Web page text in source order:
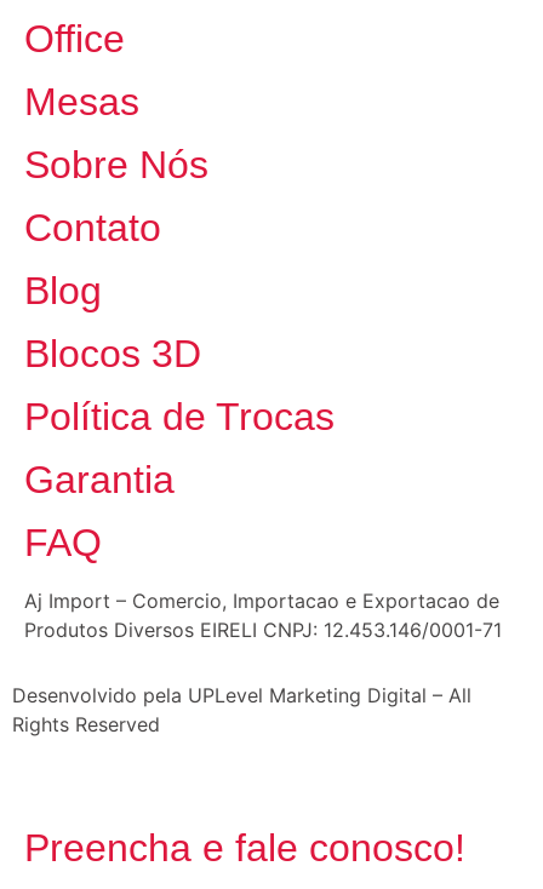
Office
Mesas
Sobre Nós
Contato
Blog
Blocos 3D
Política de Trocas
Garantia
FAQ
Aj Import – Comercio, Importacao e Exportacao de
Produtos Diversos EIRELI CNPJ: 12.453.146/0001-71
Desenvolvido pela UPLevel Marketing Digital – All
Rights Reserved
Preencha e fale conosco!